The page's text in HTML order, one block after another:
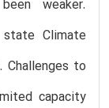
weaker.
Climate
to
capacity